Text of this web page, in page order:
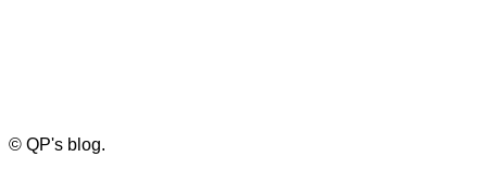
© QP's blog.